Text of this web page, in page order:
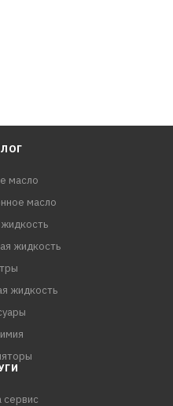
масло
масло
жидкость
жидкость
сервис